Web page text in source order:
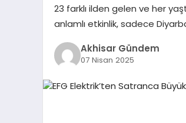
23 farklı ilden gelen ve her
anlamlı etkinlik, sadece
Akhisar Gündem
07 Nisan 2025